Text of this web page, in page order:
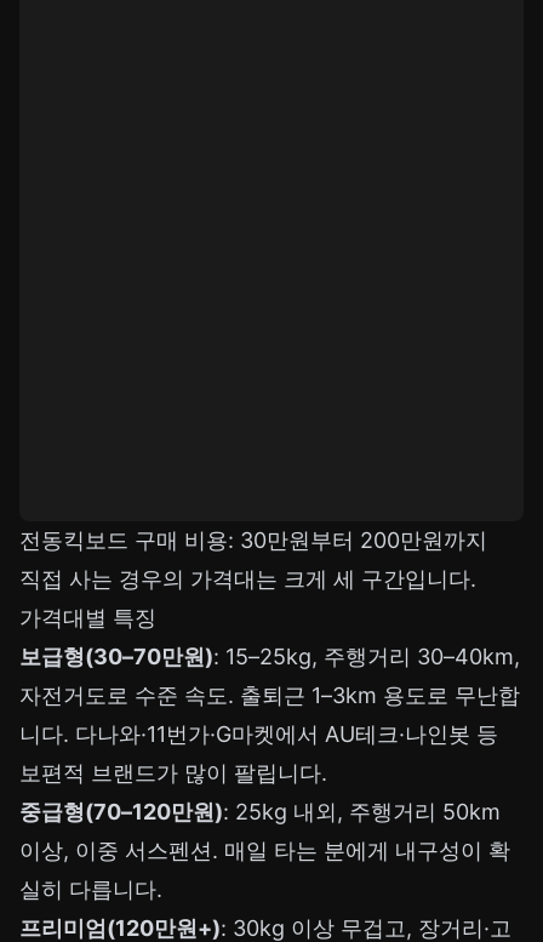
전동킥보드 구매 비용: 30만원부터 200만원까지
직접 사는 경우의 가격대는 크게 세 구간입니다.
가격대별 특징
보급형(30–70만원): 15–25kg, 주행거리 30–40km,
자전거도로 수준 속도. 출퇴근 1–3km 용도로 무난합
니다. 다나와·11번가·G마켓에서 AU테크·나인봇 등
보편적 브랜드가 많이 팔립니다.
중급형(70–120만원): 25kg 내외, 주행거리 50km
이상, 이중 서스펜션. 매일 타는 분에게 내구성이 확
실히 다릅니다.
프리미엄(120만원+): 30kg 이상 무겁고, 장거리·고